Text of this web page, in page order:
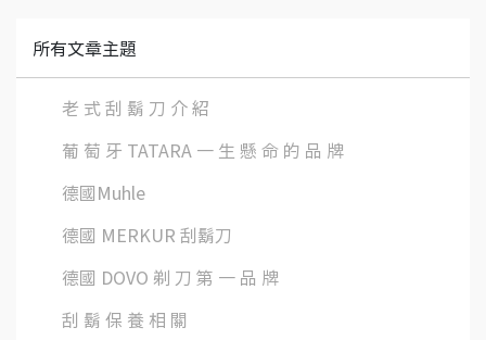
所有文章主題
老 式 刮 鬍 刀 介 紹
葡 萄 牙 TATARA 一 生 懸 命 的 品 牌
德國Muhle
德國 MERKUR 刮鬍刀
德國 DOVO 剃 刀 第 一 品 牌
刮 鬍 保 養 相 關